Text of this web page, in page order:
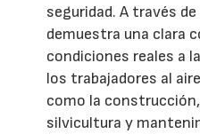
seguridad. A través
demuestra una clara
condiciones reales a
los trabajadores al
como la
silvicultura y